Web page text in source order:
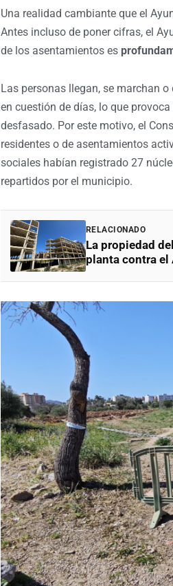
Una realidad cambiante que el
Antes incluso de poner cifras, el
de los asentamientos es
Las personas llegan, se marchan
en cuestión de días, lo que
desfasado. Por este motivo, el
residentes o de asentamientos
sociales habían registrado 27
repartidos por el municipio.
RELACIONADO
La propiedad
planta contra el